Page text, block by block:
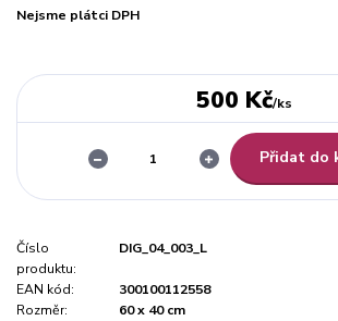
Nejsme plátci DPH
500 Kč/ks
Přidat do
Číslo
produktu:
DIG_04_003_L
EAN kód:
300100112558
Rozměr:
60 x 40 cm